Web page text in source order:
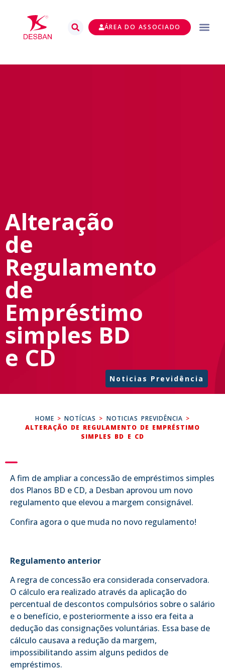
ÁREA DO ASSOCIADO
Alteração
de
Regulamento
de
Empréstimo
simples BD
e CD
Noticias Previdência
HOME >NOTÍCIAS > NOTICIAS PREVIDÊNCIA >
ALTERAÇÃO DE REGULAMENTO DE EMPRÉSTIMO
SIMPLES BD E CD
A fim de ampliar a concessão de empréstimos simples
dos Planos BD e CD, a Desban aprovou um novo
regulamento que elevou a margem consignável.
Confira agora o que muda no novo regulamento!
Regulamento anterior
A regra de concessão era considerada conservadora.
O cálculo era realizado através da aplicação do
percentual de descontos compulsórios sobre o salário
e o benefício, e posteriormente a isso era feita a
dedução das consignações voluntárias. Essa base de
cálculo causava a redução da margem,
impossibilitando assim alguns pedidos de
empréstimos.